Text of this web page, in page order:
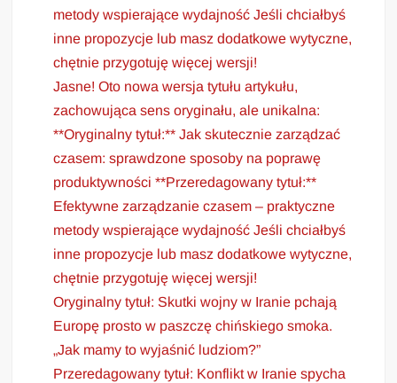
metody wspierające wydajność Jeśli chciałbyś
inne propozycje lub masz dodatkowe wytyczne,
chętnie przygotuję więcej wersji!
Jasne! Oto nowa wersja tytułu artykułu,
zachowująca sens oryginału, ale unikalna:
**Oryginalny tytuł:** Jak skutecznie zarządzać
czasem: sprawdzone sposoby na poprawę
produktywności **Przeredagowany tytuł:**
Efektywne zarządzanie czasem – praktyczne
metody wspierające wydajność Jeśli chciałbyś
inne propozycje lub masz dodatkowe wytyczne,
chętnie przygotuję więcej wersji!
Oryginalny tytuł: Skutki wojny w Iranie pchają
Europę prosto w paszczę chińskiego smoka.
„Jak mamy to wyjaśnić ludziom?”
Przeredagowany tytuł: Konflikt w Iranie spycha